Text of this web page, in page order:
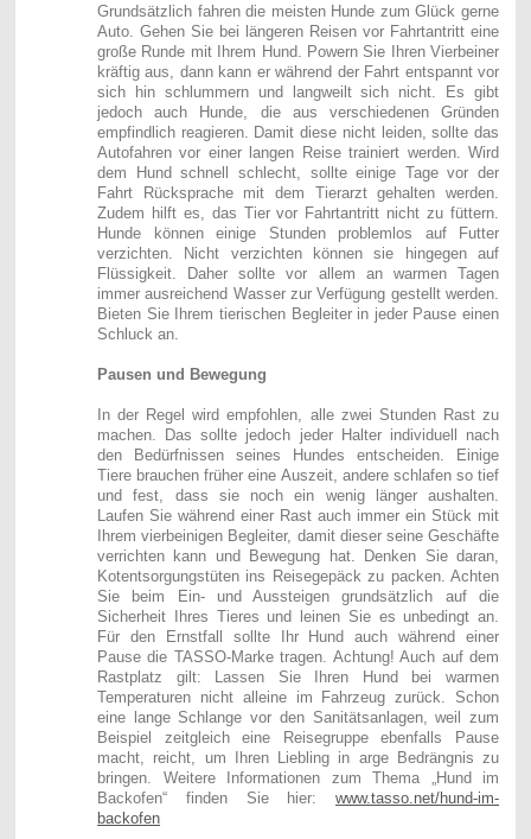
Grundsätzlich fahren die meisten Hunde zum Glück gerne
Auto. Gehen Sie bei längeren Reisen vor Fahrtantritt eine
große Runde mit Ihrem Hund. Powern Sie Ihren Vierbeiner
kräftig aus, dann kann er während der Fahrt entspannt vor
sich hin schlummern und langweilt sich nicht. Es gibt
jedoch auch Hunde, die aus verschiedenen Gründen
empfindlich reagieren. Damit diese nicht leiden, sollte das
Autofahren vor einer langen Reise trainiert werden. Wird
dem Hund schnell schlecht, sollte einige Tage vor der
Fahrt Rücksprache mit dem Tierarzt gehalten werden.
Zudem hilft es, das Tier vor Fahrtantritt nicht zu füttern.
Hunde können einige Stunden problemlos auf Futter
verzichten. Nicht verzichten können sie hingegen auf
Flüssigkeit. Daher sollte vor allem an warmen Tagen
immer ausreichend Wasser zur Verfügung gestellt werden.
Bieten Sie Ihrem tierischen Begleiter in jeder Pause einen
Schluck an.
Pausen und Bewegung
In der Regel wird empfohlen, alle zwei Stunden Rast zu
machen. Das sollte jedoch jeder Halter individuell nach
den Bedürfnissen seines Hundes entscheiden. Einige
Tiere brauchen früher eine Auszeit, andere schlafen so tief
und fest, dass sie noch ein wenig länger aushalten.
Laufen Sie während einer Rast auch immer ein Stück mit
Ihrem vierbeinigen Begleiter, damit dieser seine Geschäfte
verrichten kann und Bewegung hat. Denken Sie daran,
Kotentsorgungstüten ins Reisegepäck zu packen. Achten
Sie beim Ein- und Aussteigen grundsätzlich auf die
Sicherheit Ihres Tieres und leinen Sie es unbedingt an.
Für den Ernstfall sollte Ihr Hund auch während einer
Pause die TASSO-Marke tragen. Achtung! Auch auf dem
Rastplatz gilt: Lassen Sie Ihren Hund bei warmen
Temperaturen nicht alleine im Fahrzeug zurück. Schon
eine lange Schlange vor den Sanitätsanlagen, weil zum
Beispiel zeitgleich eine Reisegruppe ebenfalls Pause
macht, reicht, um Ihren Liebling in arge Bedrängnis zu
bringen. Weitere Informationen zum Thema „Hund im
Backofen“ finden Sie hier:www.tasso.net/hund-im-
backofen